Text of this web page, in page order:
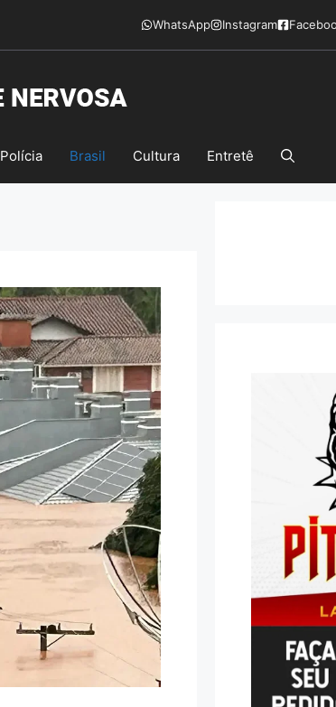
WhatsApp Instagram
Polícia Brasil Cultura Entretê